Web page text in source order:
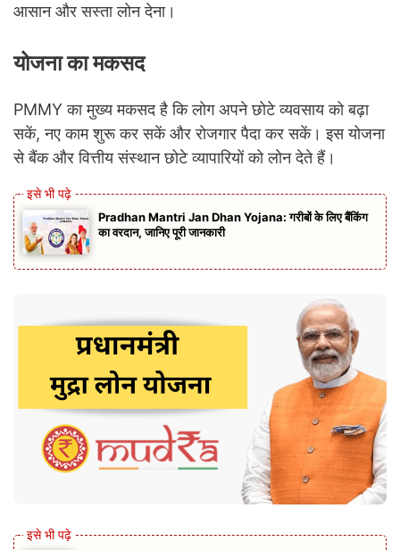
आसान और सस्ता लोन देना।
योजना का मकसद
PMMY का मुख्य मकसद है कि लोग अपने छोटे व्यवसाय को बढ़ा
सकें, नए काम शुरू कर सकें और रोजगार पैदा कर सकें। इस योजना
से बैंक और वित्तीय संस्थान छोटे व्यापारियों को लोन देते हैं।
Pradhan Mantri Jan Dhan Yojana: गरीबों के लिए बैंकिंग
का वरदान, जानिए पूरी जानकारी